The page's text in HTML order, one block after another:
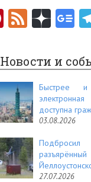
Pi
er
es
t
F
e
d
Новости и
Быстрее
доступна
03.08.2026
27.07.2026